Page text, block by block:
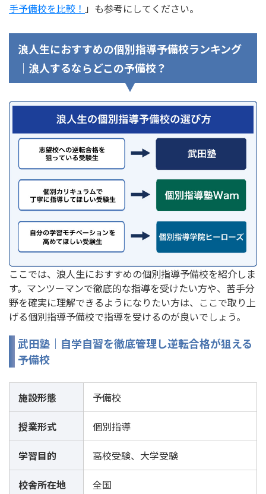
手予備校を比較！ 」も参考にしてください。
浪人生におすすめの個別指導予備校ランキング
｜浪人するならどこの予備校？
ここでは、浪人生におすすめの個別指導予備校を紹介しま
す。マンツーマンで徹底的な指導を受けたい方や、苦手分
野を確実に理解できるようになりたい方は、ここで取り上
げる個別指導予備校で指導を受けるのが良いでしょう。
武田塾｜自学自習を徹底管理し逆転合格が狙える
予備校
施設形態 予備校
授業形式 個別指導
学習目的 高校受験、大学受験
校舎所在地 全国